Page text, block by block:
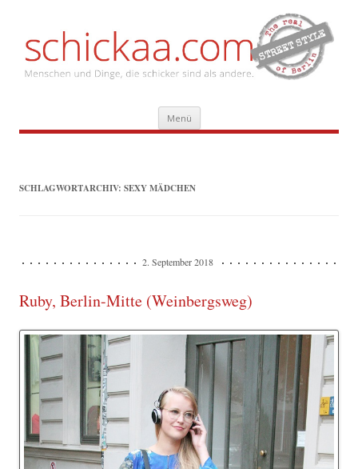
Menü Zum
Inhalt
springen
SCHLAGWORTARCHIV: SEXY MÄDCHEN
2. September 2018
Ruby, Berlin-Mitte (Weinbergsweg)